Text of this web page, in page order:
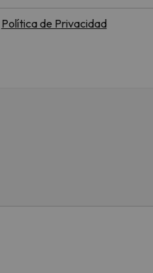
Política de Privacidad